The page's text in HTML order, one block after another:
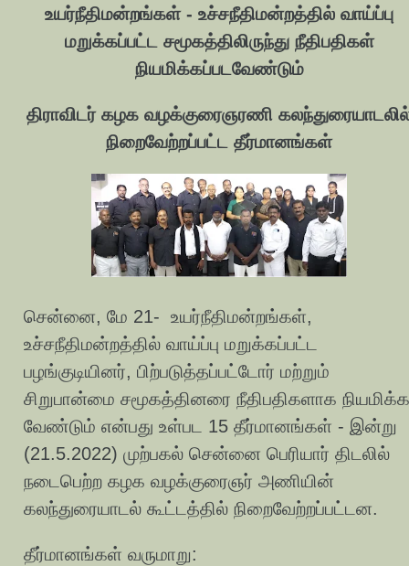
உயர்நீதிமன்றங்கள் - உச்சநீதிமன்றத்தில் வாய்ப்பு
மறுக்கப்பட்ட சமூகத்திலிருந்து நீதிபதிகள்
நியமிக்கப்படவேண்டும்
திராவிடர் கழக வழக்குரைஞரணி
நிறைவேற்றப்பட்ட தீர்மானங்கள்
சென்னை, மே 21- உயர்நீதிமன்றங்கள்,
உச்சநீதிமன்றத்தில் வாய்ப்பு மறுக்கப்பட்ட
பழங்குடியினர், பிற்படுத்தப்பட்டோர் மற்றும்
சிறுபான்மை சமூகத்தினரை நீதிபதிகளாக நியமிக்க
வேண்டும் என்பது உள்பட 15 தீர்மானங்கள் - இன்று
(21.5.2022) முற்பகல் சென்னை பெரியார் திடலில்
நடைபெற்ற கழக வழக்குரைஞர் அணியின்
கலந்துரையாடல் கூட்டத்தில் நிறைவேற்றப்பட்டன.
தீர்மானங்கள் வருமாறு: